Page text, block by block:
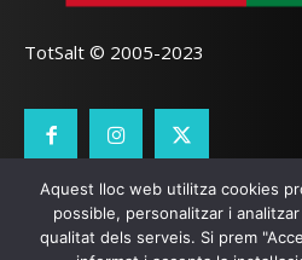
TotSalt © 2005-2023
CONTACTE TOTSALT AVÍS
SEO LOCALI PÀGINES
Aquest lloc web utilitza cookies
possible, personalitzar i
qualitat dels serveis. Si prem